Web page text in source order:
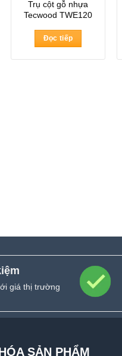
Trụ cột gỗ nhựa
Tecwood TWE120
Đọc tiếp
giá thị trường
SẢN PHẨM